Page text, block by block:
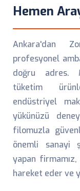
Hemen
Ankara'dan
profesyonel
doğru adres.
tüketim
endüstriyel
yükünüzü
filomuzla
önemli sanayi
yapan
hareket eder ve